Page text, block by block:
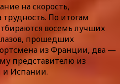
на скорость,
По итогам
восемь лучших
прошедших
из Франции, два —
представителю из
и Испании.